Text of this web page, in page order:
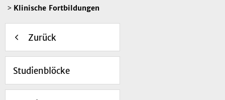
> Klinische Fortbildungen
Zurück
Studienblöcke